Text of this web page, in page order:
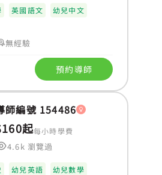
英國語文 幼兒中文
無經驗
預約導師
師編號 154486
起每小時學費
4.6k 瀏覽過
幼兒英語 幼兒數學